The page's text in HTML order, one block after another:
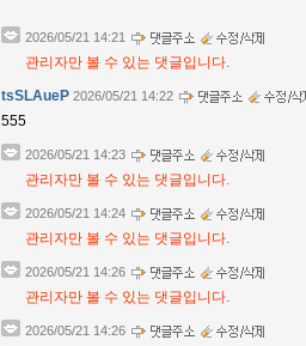
2026/05/21 14:21
관리자만 볼 수 있는 댓글입니다.
tsSLAueP 2026/05/21 14:22
555
2026/05/21 14:23
관리자만 볼 수 있는 댓글입니다.
2026/05/21 14:24
관리자만 볼 수 있는 댓글입니다.
2026/05/21 14:26
관리자만 볼 수 있는 댓글입니다.
2026/05/21 14:26